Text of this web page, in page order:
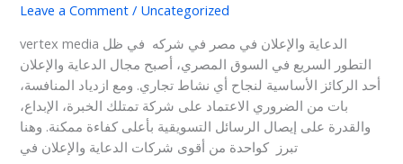
Leave a Comment / Uncategorized
vertex media الدعاية والإعلان في مصر في شركه في ظل
التطور السريع في السوق المصري، أصبح مجال الدعاية والإعلان
أحد الركائز الأساسية لنجاح أي نشاط تجاري. ومع ازدياد المنافسة،
بات من الضروري الاعتماد على شركة تمتلك الخبرة، الإبداع،
والقدرة على إيصال الرسائل التسويقية بأعلى كفاءة ممكنة. وهنا
تبرز كواحدة من أقوى شركات الدعاية والإعلان في